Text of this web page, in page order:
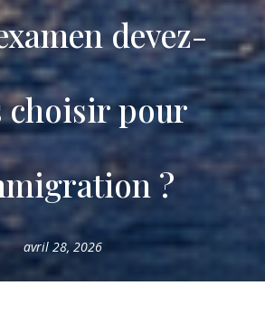
devez-
choisir pour
?
avril 28, 2026